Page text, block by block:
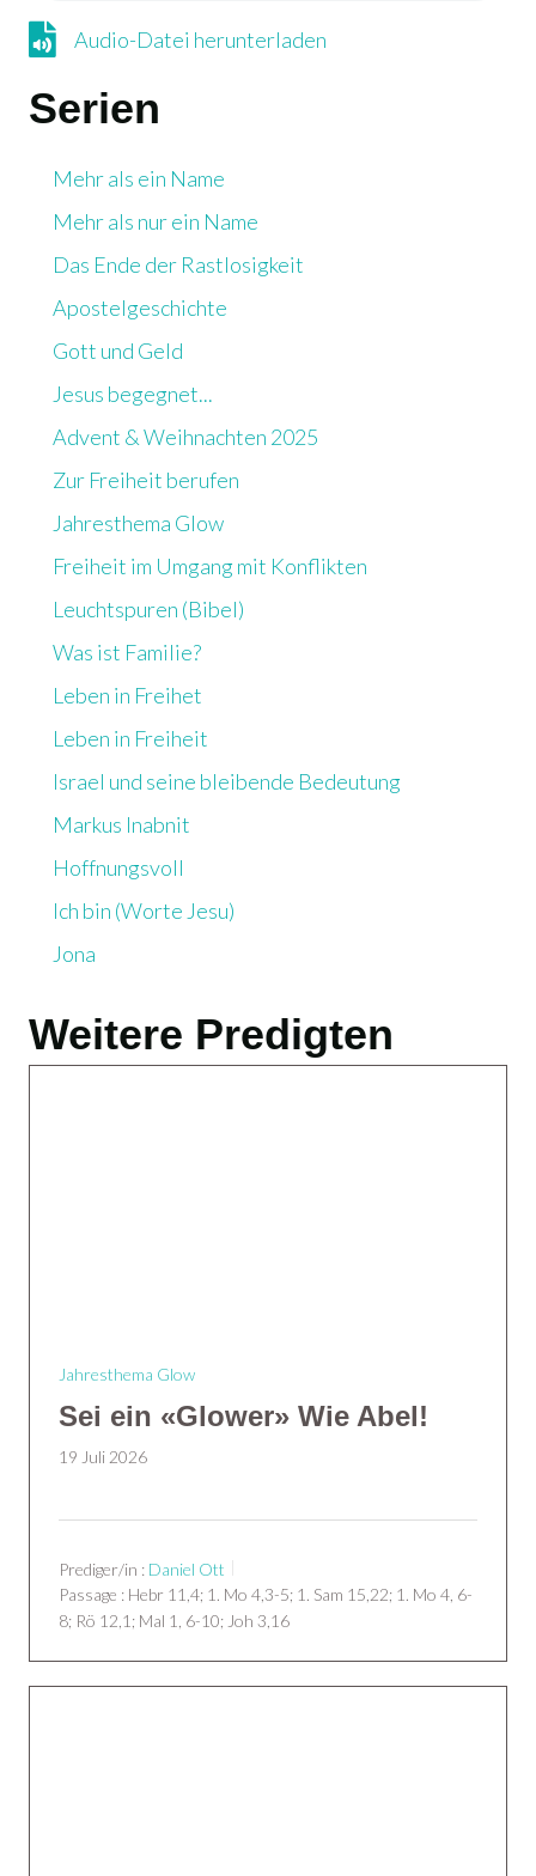
Audio-Datei herunterladen
Audio-Datei herunterladen
Serien
Mehr als ein Name
Mehr als nur ein Name
Das Ende der Rastlosigkeit
Apostelgeschichte
Gott und Geld
Jesus begegnet...
Advent & Weihnachten 2025
Zur Freiheit berufen
Jahresthema Glow
Freiheit im Umgang mit Konflikten
Leuchtspuren (Bibel)
Was ist Familie?
Leben in Freihet
Leben in Freiheit
Israel und seine bleibende Bedeutung
Markus Inabnit
Hoffnungsvoll
Ich bin (Worte Jesu)
Jona
Weitere Predigten
Jahresthema Glow
Sei ein «Glower» Wie Abel!
19 Juli 2026
Prediger/in : Daniel Ott
Passage : Hebr 11,4; 1. Mo 4,3-5; 1. Sam 15,22; 1. Mo 4, 6-
8; Rö 12,1; Mal 1, 6-10; Joh 3,16